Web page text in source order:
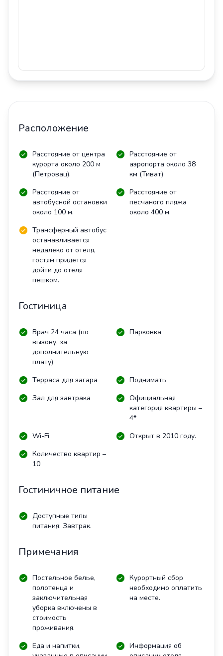
Расположение
Расстояние от центра
курорта около 200 м
(Петровац).
Расстояние от
аэропорта около 38
км (Тиват)
Расстояние от
автобусной остановки
около 100 м.
Расстояние от
песчаного пляжа
около 400 м.
Трансферный автобус
останавливается
недалеко от отеля,
гостям придется
дойти до отеля
пешком.
Гостиница
Врач 24 часа (по
вызову, за
дополнительную
плату)
Парковка
Терраса для загара
Поднимать
Зал для завтрака
Официальная
категория квартиры –
4*
Wi-Fi
Открыт в 2010 году.
Количество квартир –
10
Гостиничное питание
Доступные типы
питания: Завтрак.
Примечания
Постельное белье,
полотенца и
заключительная
уборка включены в
стоимость
проживания.
Курортный сбор
необходимо оплатить
на месте.
Еда и напитки,
Информация об